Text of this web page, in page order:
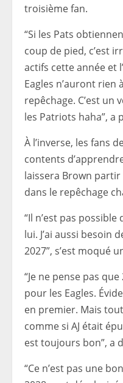
troisième fan.
“Si les Pats
coup de pied, c’est
actifs cette année et
Eagles n’auront rien
repêchage. C’est
les Patriots haha”, a
À l’inverse, les fans
contents
laissera Brown
dans le repêchage
“Il n’est pas
lui. J’ai aussi besoin
2027”, s’est moqué
“Je ne pense pas
pour les Eagles.
en premier. Mais
comme si AJ était
est toujours bon”, a
“Ce n’est pas une